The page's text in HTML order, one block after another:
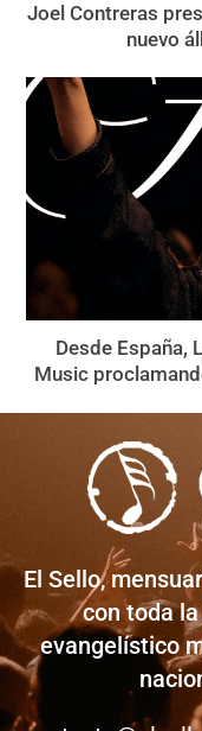
Joel Contreras
nuevo
Desde España,
Music
El Sello,
con toda
evangelístico